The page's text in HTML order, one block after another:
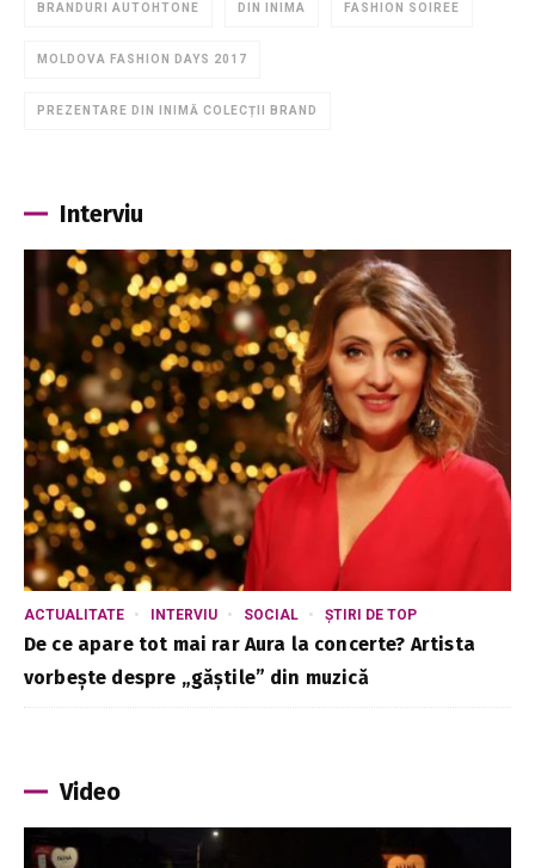
BRANDURI AUTOHTONE DIN INIMA FASHION SOIREE
MOLDOVA FASHION DAYS 2017
PREZENTARE DIN INIMĂ COLECȚII BRAND
Interviu
ACTUALITATE INTERVIU SOCIAL ȘTIRI DE TOP
De ce apare tot mai rar Aura la concerte? Artista
vorbește despre „găștile” din muzică
Video